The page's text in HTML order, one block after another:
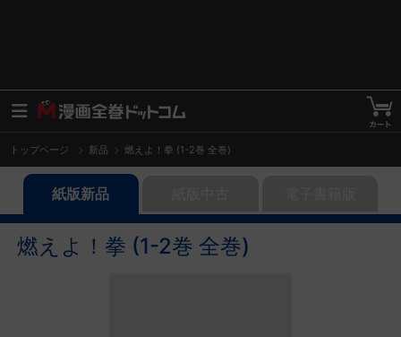
トップページ 新品 燃えよ！拳 (1-2巻 全巻)
紙版新品
燃えよ！拳 (1-2巻 全巻)